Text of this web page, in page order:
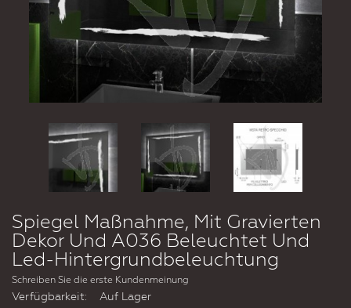
Spiegel Maßnahme, Mit Gravierten
Dekor Und A036 Beleuchtet Und
Led-Hintergrundbeleuchtung
Schreiben Sie die erste Kundenmeinung
Verfügbarkeit:
Auf Lager